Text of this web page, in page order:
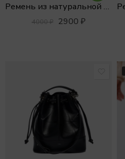
Ремень из натуральной кожи
4000₽ 2900 ₽